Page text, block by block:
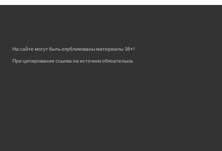
На сайте могут быть опубликованы материалы 18+!
При цитировании ссылка на источник обязательна.